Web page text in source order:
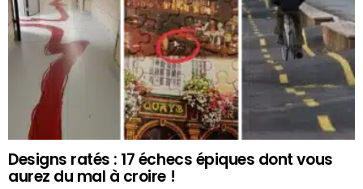
Designs ratés : 17 échecs épiques dont vous
aurez du mal à croire !